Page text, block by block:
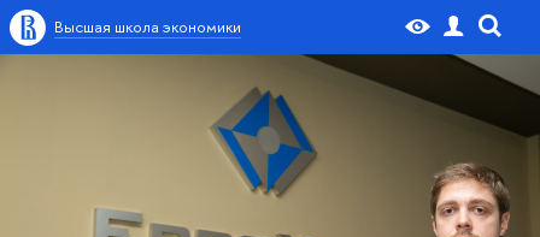
Высшая школа экономики